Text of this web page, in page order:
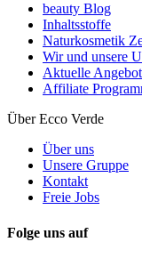
beauty Blog
Inhaltsstoffe
Naturkosmetik
Wir und unsere
Aktuelle
Affiliate
Über Ecco Verde
Über uns
Unsere Gruppe
Kontakt
Freie Jobs
Folge uns auf